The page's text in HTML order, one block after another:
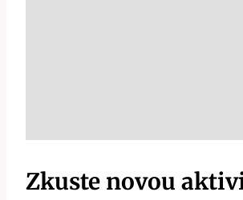
Zkuste novou